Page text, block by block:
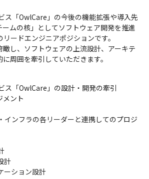
ス「OwlCare」の今後の機能拡張や導入先
ムの核」としてソフトウェア開発を推進
ードエンジニアポジションです。
し、ソフトウェアの上流設計、アーキテ
周囲を牽引していただきます。
ス「OwlCare」の設計・開発の牽引
メント
ンフラの各リーダーと連携してのプロジ
計
ション設計